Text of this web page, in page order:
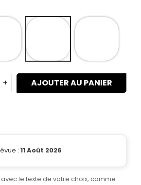
+ AJOUTER AU PANIER
: 11 Août 2026
le texte de votre choix, comme